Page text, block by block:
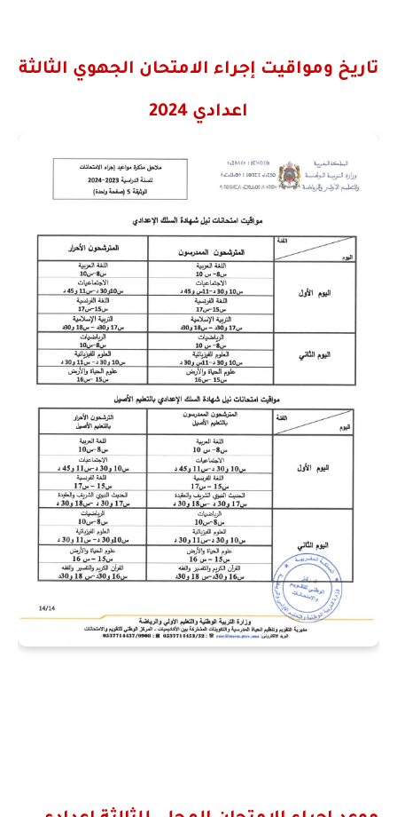
تاريخ ومواقيت إجراء الامتحان الجهوي الثالثة
اعدادي 2024